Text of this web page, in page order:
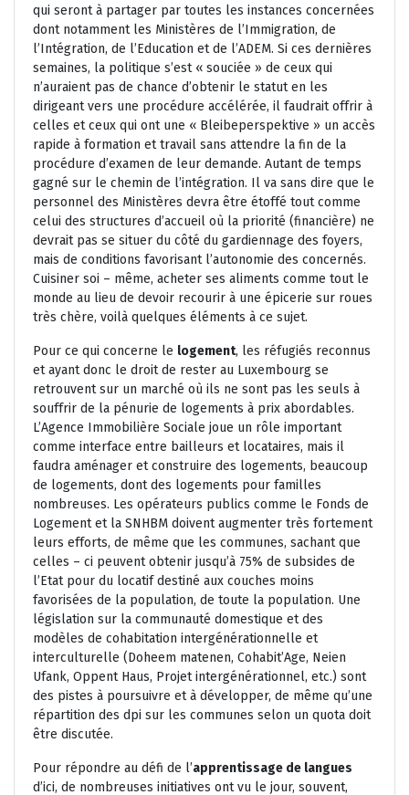
qui seront à partager par toutes les instances concernées
dont notamment les Ministères de l’Immigration, de
l’Intégration, de l’Education et de l’ADEM. Si ces dernières
semaines, la politique s’est « souciée » de ceux qui
n’auraient pas de chance d’obtenir le statut en les
dirigeant vers une procédure accélérée, il faudrait offrir à
celles et ceux qui ont une « Bleibeperspektive » un accès
rapide à formation et travail sans attendre la fin de la
procédure d’examen de leur demande. Autant de temps
gagné sur le chemin de l’intégration. Il va sans dire que le
personnel des Ministères devra être étoffé tout comme
celui des structures d’accueil où la priorité (financière) ne
devrait pas se situer du côté du gardiennage des foyers,
mais de conditions favorisant l’autonomie des concernés.
Cuisiner soi – même, acheter ses aliments comme tout le
monde au lieu de devoir recourir à une épicerie sur roues
très chère, voilà quelques éléments à ce sujet.
Pour ce qui concerne le logement, les réfugiés reconnus
et ayant donc le droit de rester au Luxembourg se
retrouvent sur un marché où ils ne sont pas les seuls à
souffrir de la pénurie de logements à prix abordables.
L’Agence Immobilière Sociale joue un rôle important
comme interface entre bailleurs et locataires, mais il
faudra aménager et construire des logements, beaucoup
de logements, dont des logements pour familles
nombreuses. Les opérateurs publics comme le Fonds de
Logement et la SNHBM doivent augmenter très fortement
leurs efforts, de même que les communes, sachant que
celles – ci peuvent obtenir jusqu’à 75% de subsides de
l’Etat pour du locatif destiné aux couches moins
favorisées de la population, de toute la population. Une
législation sur la communauté domestique et des
modèles de cohabitation intergénérationnelle et
interculturelle (Doheem matenen, Cohabit’Age, Neien
Ufank, Oppent Haus, Projet intergénérationnel, etc.) sont
des pistes à poursuivre et à développer, de même qu’une
répartition des dpi sur les communes selon un quota doit
être discutée.
Pour répondre au défi de l’apprentissage de langues
d’ici, de nombreuses initiatives ont vu le jour, souvent,